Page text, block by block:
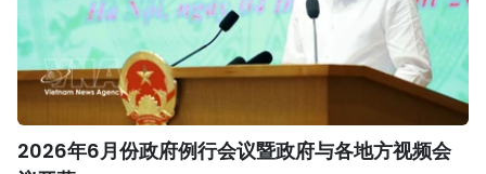
2026年6月份政府例行会议暨政府与各地方视频会